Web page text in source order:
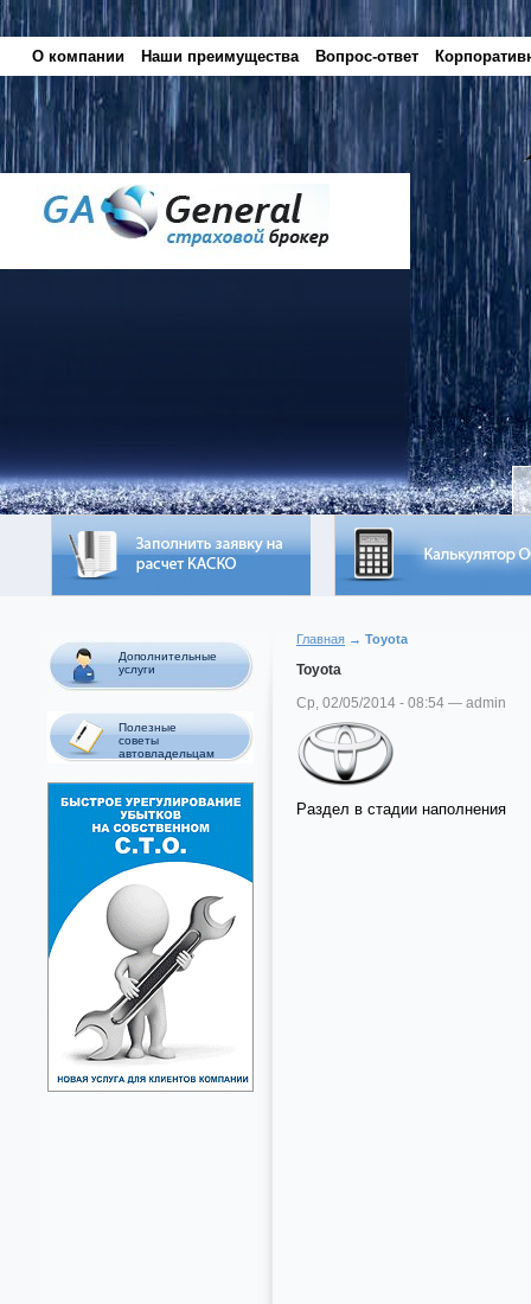
О компании Наши преимущества Вопрос-ответ
Дополнительные
услуги
Полезные
советы
автовладельцам
Главная → Toyota
Toyota
Ср, 02/05/2014 - 08:54 — admin
Раздел в стадии наполнения